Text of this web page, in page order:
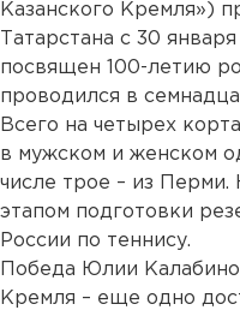
Казанского Кремля»)
Татарстана с 30
посвящен 100-летию
проводился в
Всего на четырех
в мужском и женском
числе трое – из
этапом подготовки
России по теннису.
Победа Юлии
Кремля – еще одно